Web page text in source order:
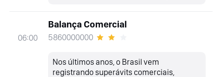
06:00
Balança Comercial
5860000000
Nos últimos anos, o Brasil vem
registrando superávits comerciais,